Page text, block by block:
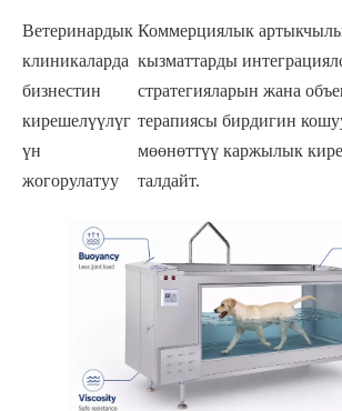
Ветеринардык
клиникаларда
бизнестин
кирешелүүлүг
үн
жогорулатуу
Коммерциялык
кызматтарды
стратегияларын жана
терапиясы бирдигин
мөөнөттүү каржылык
талдайт.